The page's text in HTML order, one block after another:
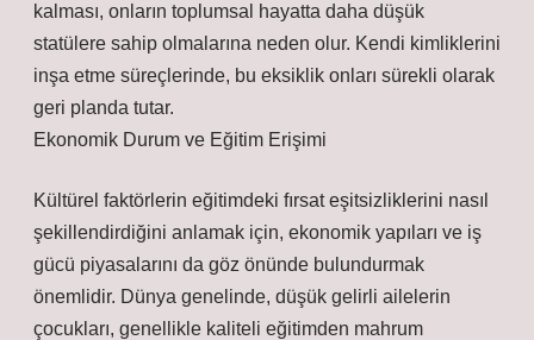
kalması, onların toplumsal hayatta daha düşük
statülere sahip olmalarına neden olur. Kendi kimliklerini
inşa etme süreçlerinde, bu eksiklik onları sürekli olarak
geri planda tutar.
Ekonomik Durum ve Eğitim Erişimi
Kültürel faktörlerin eğitimdeki fırsat eşitsizliklerini nasıl
şekillendirdiğini anlamak için, ekonomik yapıları ve iş
gücü piyasalarını da göz önünde bulundurmak
önemlidir. Dünya genelinde, düşük gelirli ailelerin
çocukları, genellikle kaliteli eğitimden mahrum